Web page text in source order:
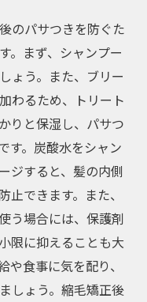
のパサつきを防ぐた
。まず、シャンプー
ょう。また、ブリー
わるため、トリート
りと保湿し、パサつ
す。炭酸水をシャン
ジすると、髪の内側
できます。また、
う場合には、保護剤
限に抑えることも大
食事に気を配り、
しょう。縮毛矯正後